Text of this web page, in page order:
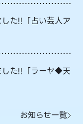
た!!「占い芸人ア
した!!「ラーヤ◆天
お知らせ一覧